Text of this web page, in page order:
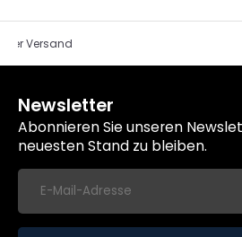
Versand
Newsletter
Abonnieren Sie unseren
neuesten Stand zu bleiben.